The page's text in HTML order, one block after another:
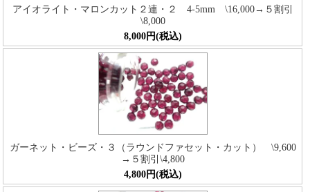
アイオライト・マロンカット２連・２ 4-5mm \16,000→５割引
\8,000
8,000円(税込)
ガーネット・ビーズ・３（ラウンドファセット・カット） \9,600
→５割引\4,800
4,800円(税込)